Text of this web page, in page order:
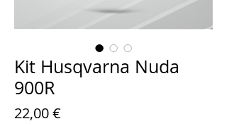
Kit Husqvarna Nuda
900R
22,00 €